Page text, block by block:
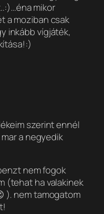
mikor
a moziban csak
inkább vígjáték,
szerint ennél
a negyedik
nem fogok
(tehat ha valakinek
). nem tamogatom